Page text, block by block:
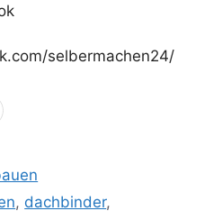
selbermachen24/
, dachbinder,